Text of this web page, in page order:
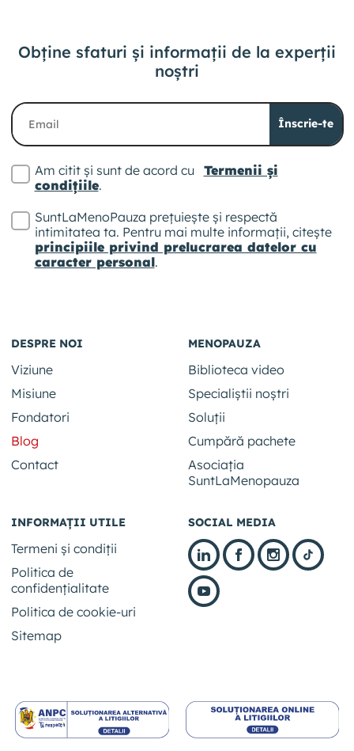
Obține sfaturi și informații de la experții
noștri
Înscrie-te
Am citit și sunt de acord cu Termenii și
condițiile.
SuntLaMenoPauza prețuiește și respectă
intimitatea ta. Pentru mai multe informații, citește
principiile privind prelucrarea datelor cu
caracter personal.
DESPRE NOI
Viziune
Misiune
Fondatori
Blog
Contact
MENOPAUZA
Biblioteca video
Specialiștii noștri
Soluții
Cumpără pachete
Asociația
SuntLaMenopauza
INFORMAȚII UTILE
Termeni și condiții
Politica de
confidențialitate
Politica de cookie-uri
Sitemap
SOCIAL MEDIA